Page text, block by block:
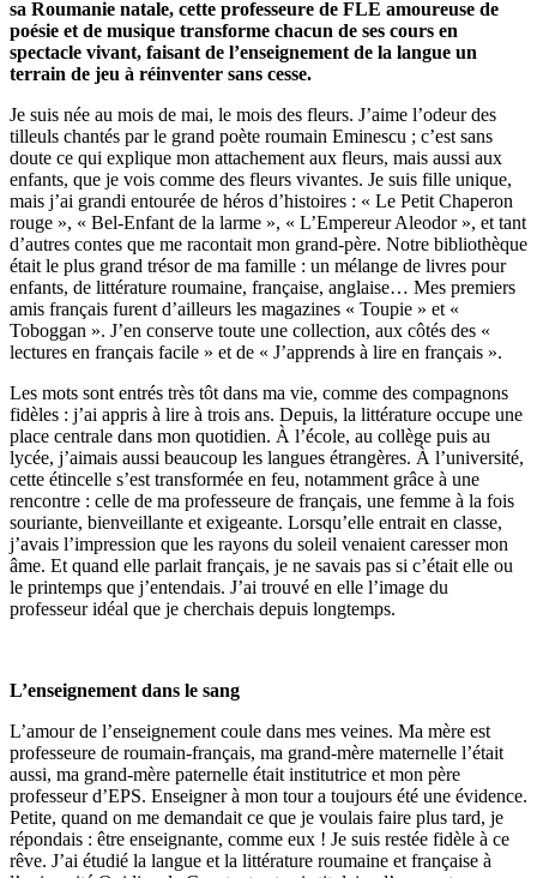
sa Roumanie natale, cette professeure de FLE amoureuse de
poésie et de musique transforme chacun de ses cours en
spectacle vivant, faisant de l’enseignement de la langue un
terrain de jeu à réinventer sans cesse.
Je suis née au mois de mai, le mois des fleurs. J’aime l’odeur des
tilleuls chantés par le grand poète roumain Eminescu ; c’est sans
doute ce qui explique mon attachement aux fleurs, mais aussi aux
enfants, que je vois comme des fleurs vivantes. Je suis fille unique,
mais j’ai grandi entourée de héros d’histoires : « Le Petit Chaperon
rouge », « Bel-Enfant de la larme », « L’Empereur Aleodor », et tant
d’autres contes que me racontait mon grand-père. Notre bibliothèque
était le plus grand trésor de ma famille : un mélange de livres pour
enfants, de littérature roumaine, française, anglaise… Mes premiers
amis français furent d’ailleurs les magazines « Toupie » et «
Toboggan ». J’en conserve toute une collection, aux côtés des «
lectures en français facile » et de « J’apprends à lire en français ».
Les mots sont entrés très tôt dans ma vie, comme des compagnons
fidèles : j’ai appris à lire à trois ans. Depuis, la littérature occupe une
place centrale dans mon quotidien. À l’école, au collège puis au
lycée, j’aimais aussi beaucoup les langues étrangères. À l’université,
cette étincelle s’est transformée en feu, notamment grâce à une
rencontre : celle de ma professeure de français, une femme à la fois
souriante, bienveillante et exigeante. Lorsqu’elle entrait en classe,
j’avais l’impression que les rayons du soleil venaient caresser mon
âme. Et quand elle parlait français, je ne savais pas si c’était elle ou
le printemps que j’entendais. J’ai trouvé en elle l’image du
professeur idéal que je cherchais depuis longtemps.
L’enseignement dans le sang
L’amour de l’enseignement coule dans mes veines. Ma mère est
professeure de roumain-français, ma grand-mère maternelle l’était
aussi, ma grand-mère paternelle était institutrice et mon père
professeur d’EPS. Enseigner à mon tour a toujours été une évidence.
Petite, quand on me demandait ce que je voulais faire plus tard, je
répondais : être enseignante, comme eux ! Je suis restée fidèle à ce
rêve. J’ai étudié la langue et la littérature roumaine et française à